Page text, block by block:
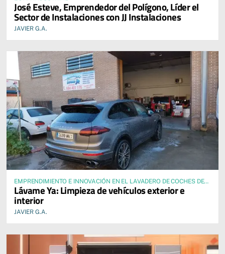
José Esteve, Emprendedor del Polígono, Líder el
Sector de Instalaciones con JJ Instalaciones
JAVIER G.A.
EMPRENDIMIENTO E INNOVACIÓN EN EL LAVADERO DE COCHES DEL
POLÍGONO QUE DESTACA CON TECNOLOGÍA PUNTA Y
COLABORACIONES ESTRATÉGICAS
Lávame Ya: Limpieza de vehículos exterior e
interior
JAVIER G.A.